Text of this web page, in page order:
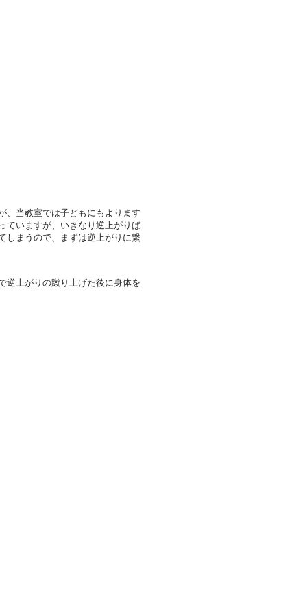
、当教室では子どもにもよります
ていますが、いきなり逆上がりば
しまうので、まずは逆上がりに繋
逆上がりの蹴り上げた後に身体を